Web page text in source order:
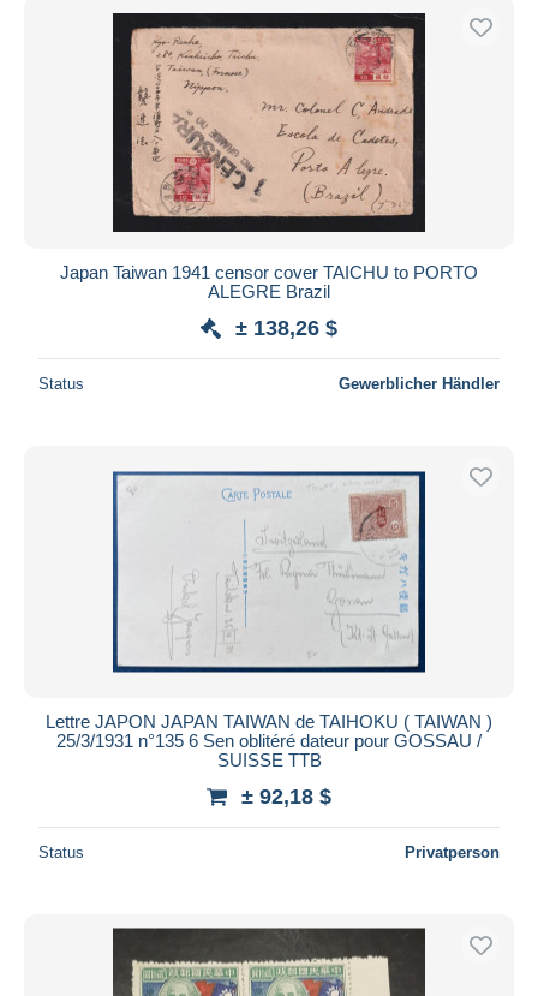
Japan Taiwan 1941 censor cover TAICHU to PORTO
ALEGRE Brazil
± 138,26 $
Status Gewerblicher Händler
Lettre JAPON JAPAN TAIWAN de TAIHOKU ( TAIWAN )
25/3/1931 n°135 6 Sen oblitéré dateur pour GOSSAU /
SUISSE TTB
± 92,18 $
Status Privatperson